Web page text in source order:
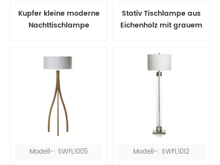
Kupfer kleine moderne
Nachttischlampe
Stativ Tischlampe aus
Eichenholz mit grauem
Modell-: SWFL1005 Modell-: SWFL1012